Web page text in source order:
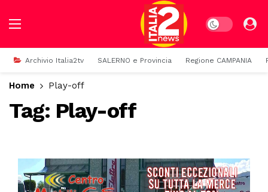
Dark mode
Archivio Italia2tv SALERNO e Provincia Regione CAMPANIA
Home Play-off
Tag: Play-off